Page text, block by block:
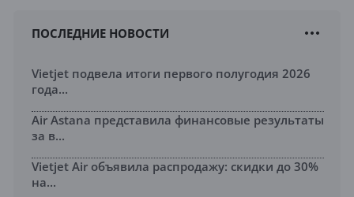
ПОСЛЕДНИЕ НОВОСТИ
Vietjet подвела итоги первого полугодия 2026
года...
Air Astana представила финансовые результаты
за в...
Vietjet Air объявила распродажу: скидки до 30%
на...